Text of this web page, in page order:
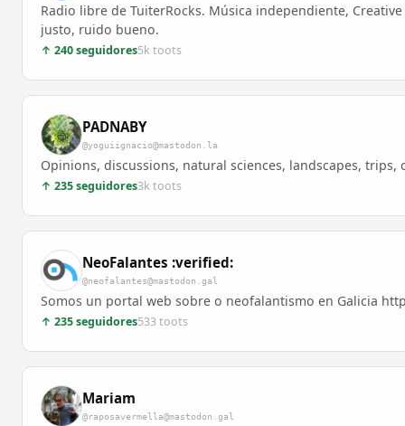
Radio libre de TuiterRocks. Música independiente,
justo, ruido bueno.
↑ 240 seguidores5k toots
PADNABY
@yoguiignacio@mastodon.la
Opinions, discussions, natural sciences, landscapes, trips,
↑ 235 seguidores3k toots
NeoFalantes :verified:
@neofalantes@mastodon.gal
Somos un portal web sobre o neofalantismo en Galicia
↑ 235 seguidores533 toots
Mariam
@raposavermella@mastodon.gal